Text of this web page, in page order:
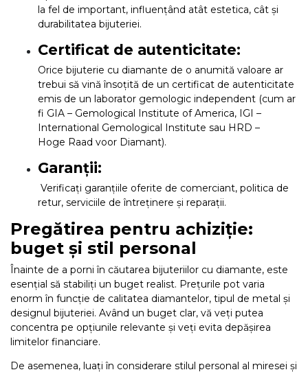
la fel de important, influențând atât estetica, cât și
durabilitatea bijuteriei.
Certificat de autenticitate:
Orice bijuterie cu diamante de o anumită valoare ar
trebui să vină însoțită de un certificat de autenticitate
emis de un laborator gemologic independent (cum ar
fi GIA – Gemological Institute of America, IGI –
International Gemological Institute sau HRD –
Hoge Raad voor Diamant).
Garanții:
Verificați garanțiile oferite de comerciant, politica de
retur, serviciile de întreținere și reparații.
Pregătirea pentru achiziție:
buget și stil personal
Înainte de a porni în căutarea bijuteriilor cu diamante, este
esențial să stabiliți un buget realist. Prețurile pot varia
enorm în funcție de calitatea diamantelor, tipul de metal și
designul bijuteriei. Având un buget clar, vă veți putea
concentra pe opțiunile relevante și veți evita depășirea
limitelor financiare.
De asemenea, luați în considerare stilul personal al miresei și